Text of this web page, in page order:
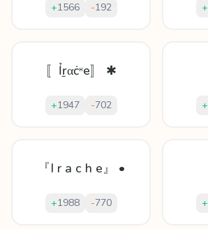
+1566 -192 +
〚Ỉṟαċᵸe〛 ✱
+1947 -702 +
『I r a c h e』 •
+1988 -770 +